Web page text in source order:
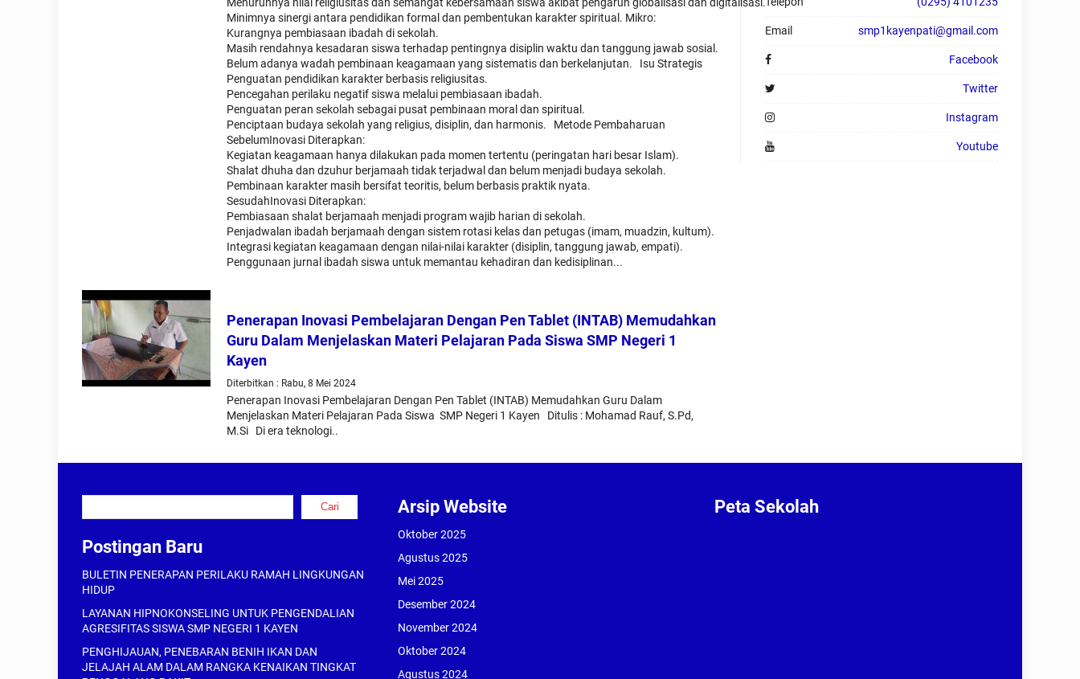
Minimnya sinergi antara pendidikan formal dan pembentukan karakter spiritual. Mikro:
Kurangnya pembiasaan ibadah di sekolah.
Masih rendahnya kesadaran siswa terhadap pentingnya disiplin waktu dan tanggung jawab sosial.
Belum adanya wadah pembinaan keagamaan yang sistematis dan berkelanjutan. Isu Strategis
Penguatan pendidikan karakter berbasis religiusitas.
Pencegahan perilaku negatif siswa melalui pembiasaan ibadah.
Penguatan peran sekolah sebagai pusat pembinaan moral dan spiritual.
Penciptaan budaya sekolah yang religius, disiplin, dan harmonis. Metode Pembaharuan
SebelumInovasi Diterapkan:
Kegiatan keagamaan hanya dilakukan pada momen tertentu (peringatan hari besar Islam).
Shalat dhuha dan dzuhur berjamaah tidak terjadwal dan belum menjadi budaya sekolah.
Pembinaan karakter masih bersifat teoritis, belum berbasis praktik nyata.
SesudahInovasi Diterapkan:
Pembiasaan shalat berjamaah menjadi program wajib harian di sekolah.
Penjadwalan ibadah berjamaah dengan sistem rotasi kelas dan petugas (imam, muadzin, kultum).
Integrasi kegiatan keagamaan dengan nilai-nilai karakter (disiplin, tanggung jawab, empati).
Penggunaan jurnal ibadah siswa untuk memantau kehadiran dan kedisiplinan...
Penerapan Inovasi Pembelajaran Dengan Pen Tablet (INTAB) Memudahkan
Guru Dalam Menjelaskan Materi Pelajaran Pada Siswa SMP Negeri 1
Kayen
Diterbitkan : Rabu, 8 Mei 2024
Penerapan Inovasi Pembelajaran Dengan Pen Tablet (INTAB) Memudahkan Guru Dalam
Menjelaskan Materi Pelajaran Pada Siswa SMP Negeri 1 Kayen Ditulis : Mohamad Rauf, S.Pd,
M.Si Di era teknologi..
Email smp1kayenpati@gmail.com
Facebook
Twitter
Instagram
Youtube
Cari
Postingan Baru
BULETIN PENERAPAN PERILAKU RAMAH LINGKUNGAN
HIDUP
LAYANAN HIPNOKONSELING UNTUK PENGENDALIAN
AGRESIFITAS SISWA SMP NEGERI 1 KAYEN
PENGHIJAUAN, PENEBARAN BENIH IKAN DAN
JELAJAH ALAM DALAM RANGKA KENAIKAN TINGKAT
Arsip Website
Oktober 2025
Agustus 2025
Mei 2025
Desember 2024
November 2024
Oktober 2024
Agustus 2024
Peta Sekolah